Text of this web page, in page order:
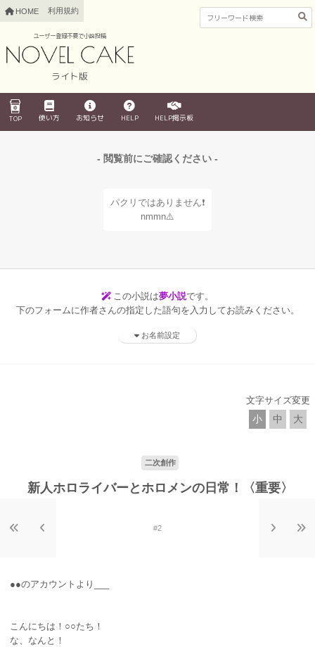
HOME 利用規約
ユーザー登録不要で小説投稿
ライト版
TOP 使い方 お知らせ HELP HELP掲示板
- 閲覧前にご確認ください -
パクリではありません❗️
nmmn⚠️
この小説は夢小説です。
下のフォームに作者さんの指定した語句を入力してお読みください。
お名前設定
文字サイズ変更
小 中 大
二次創作
新人ホロライバーとホロメンの日常！〈重要〉
#2
●●のアカウントより___
こんにちは！○○たち！
な、なんと！